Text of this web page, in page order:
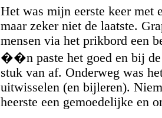
Het was mijn eerste keer met
maar zeker niet de laatste.
mensen via het prikbord een
��n paste het goed en bij de
stuk van af. Onderweg was
uitwisselen (en bijleren).
heerste een gemoedelijke en